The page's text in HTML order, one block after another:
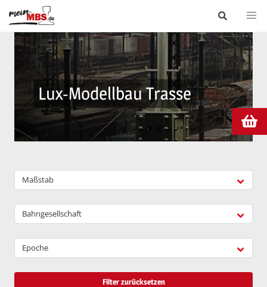
Lux-Modellbau Trasse
Maßstab
Bahngesellschaft
Epoche
Filter zurücksetzen